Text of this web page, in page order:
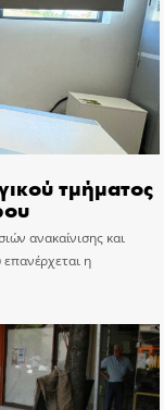
τμήματος
ανακαίνισης και
επανέρχεται η